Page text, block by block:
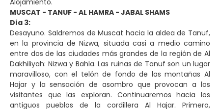
Alojamiento.
MUSCAT - TANUF - AL HAMRA - JABAL SHAMS
Día 3:
Desayuno. Saldremos de Muscat hacia la aldea de Tanuf,
en la provincia de Nizwa, situada casi a medio camino
entre dos de las ciudades más grandes de la región de Al
Dakhiliyah: Nizwa y Bahla. Las ruinas de Tanuf son un lugar
maravilloso, con el telón de fondo de las montañas Al
Hajar y la sensación de asombro que provocan a los
visitantes que las exploran. Continuaremos hacia los
antiguos pueblos de la cordillera Al Hajar. Primero,